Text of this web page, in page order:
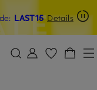
SUCHFELD ÜBERSPRINGEN
LAST15 Details
sichern